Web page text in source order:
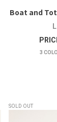
Boat and
3
SOLD OUT